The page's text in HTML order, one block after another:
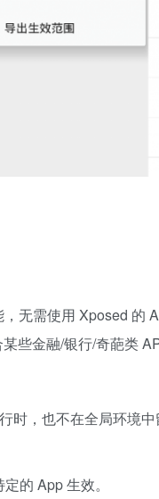
无需使用 Xposed 的
些金融/银行/奇葩类
时，也不在全局环境
的 App 生效。